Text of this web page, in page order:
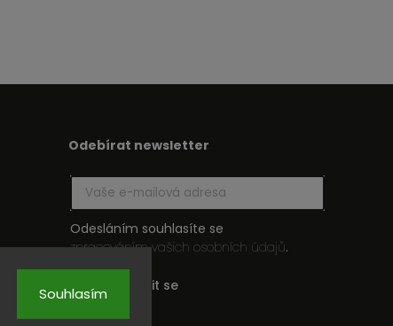
Souhlasím
Odebírat newsletter
Odesláním souhlasíte se
zpracováním vašich osobních údajů.
Přihlásit se